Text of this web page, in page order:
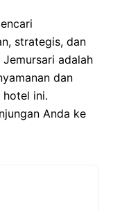
strategis, dan
adalah
dan
hotel ini.
Anda ke